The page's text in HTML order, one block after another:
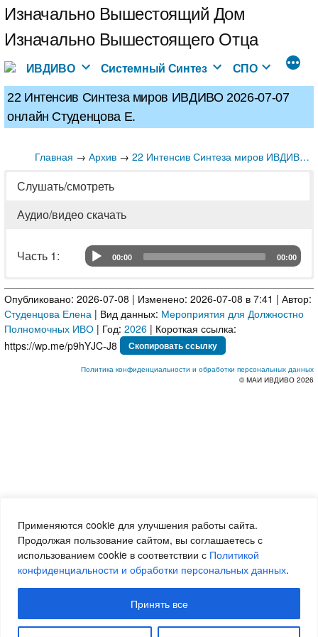
Применяются cookie для улучшения работы сайта.
Продолжая пользование сайтом, вы соглашаетесь с
использованием cookie в соответствии с Политикой
конфиденциальности и обработки персональных данных.
Принять все
Перейти
к
содержимому
Изначально Вышестоящий Дом
Изначально Вышестоящего Отца
ИВДИВО Системный Синтез СПО
22 Интенсив Синтеза миров ИВДИВО 2026-07-07
онлайн Студенцова Е.
Главная → Архив → 22 Интенсив Синтеза миров ИВДИВО 2026-07-07 онлайн Студенцова Е.
Слушать/смотреть
Аудио/видео скачать
Audio Player 00:00 00:00
Часть 1:Аудио
Опубликовано: 2026-07-08 | Изменено: 2026-07-08 в 7:41 | Автор:
Студенцова Елена | Вид данных: Мероприятия для Должностно
Полномочных ИВО | Год: 2026 | Короткая ссылка:
Скопировать ссылку
Политика конфиденциальности и обработки персональных данных
© МАИ ИВДИВО 2026